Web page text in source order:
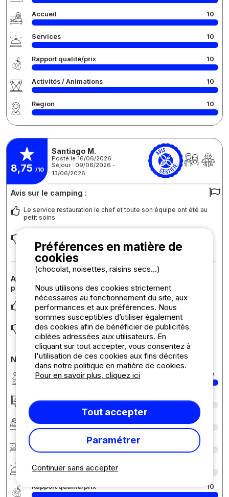
Accueil 10
Services 10
Rapport qualité/prix 10
Activités / Animations 10
Région 10
8,75 /10
Santiago M.
Posté le 16/06/2026
Séjour : 09/06/2026 -
13/06/2026
Avis sur le camping :
Le service restauration le chef et toute son équipe ont été au
petit soins
très bon
Avis sur l'hébergement : Tente prêt à camper pour 4
personnes maximum
L'équipement
Les matelas trop fins et pas confortable
Notes détaillées du camping
Propreté 10
Confort
Services
Rapport qualité/prix 10
Continuer sans accepter
Préférences en matière de
cookies
(chocolat, noisettes, raisins secs...)
Nous utilisons des cookies strictement
nécessaires au fonctionnement du site, aux
performances et aux préférences. Nous
sommes susceptibles d’utiliser également
des cookies afin de bénéficier de publicités
ciblées adressées aux utilisateurs. En
cliquant sur tout accepter, vous consentez à
l'utilisation de ces cookies aux fins décrites
dans notre politique en matière de cookies.
Pour en savoir plus, cliquez ici
Tout accepter
Paramétrer